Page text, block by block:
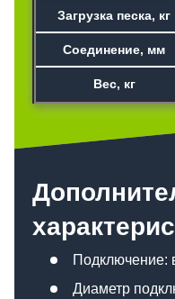
Загрузка песка, кг
Соединение, мм
Вес, кг
Подключение:
Диаметр